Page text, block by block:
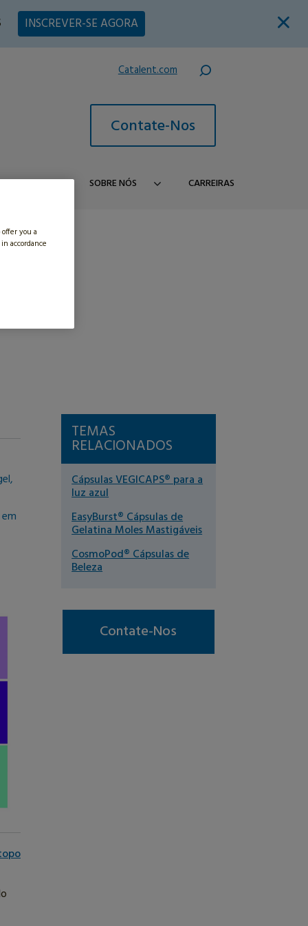
INSCREVER-SE AGORA
Catalent.com
Contate-Nos
PRODUTOS SOBRE NÓS CARREIRAS
TEMAS
RELACIONADOS
Cápsulas VEGICAPS® para a
luz azul
EasyBurst® Cápsulas de
Gelatina Moles Mastigáveis
CosmoPod® Cápsulas de
Beleza
Contate-Nos
you a
accordance